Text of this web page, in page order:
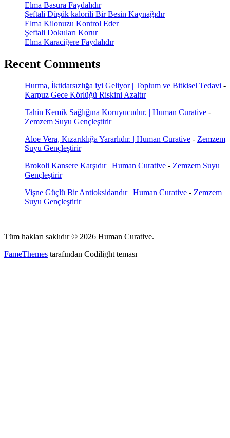
Elma Basura Faydalıdır
Şeftali Düşük kalorili Bir Besin Kaynağıdır
Elma Kilonuzu Kontrol Eder
Şeftali Dokuları Korur
Elma Karaciğere Faydalıdır
Recent Comments
Hurma, İktidarsızlığa iyi Geliyor | Toplum ve Bitkisel Tedavi -
Karpuz Gece Körlüğü Riskini Azaltır
Tahin Kemik Sağlığına Koruyucudur. | Human Curative -
Zemzem Suyu Gençleştirir
Aloe Vera, Kızarıklığa Yararlıdır. | Human Curative - Zemzem
Suyu Gençleştirir
Brokoli Kansere Karşıdır | Human Curative - Zemzem Suyu
Gençleştirir
Vişne Güçlü Bir Antioksidandır | Human Curative - Zemzem
Suyu Gençleştirir
Tüm hakları saklıdır © 2026 Human Curative.
FameThemes tarafından Codilight teması